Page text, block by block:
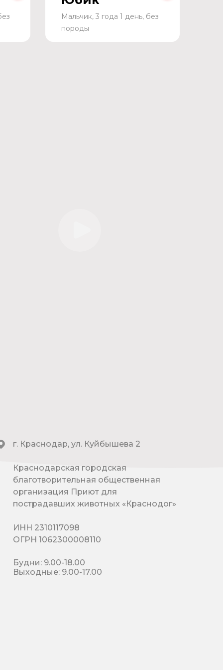
Мальчик, 3 года 1 день, без
породы
г. Краснодар, ул. Куйбышева 2
Краснодарская городская
благотворительная общественная
организация Приют для
пострадавших животных «Краснодог»
ИНН 2310117098
ОГРН 1062300008110
Будни: 9.00-18.00
Выходные: 9.00-17.00